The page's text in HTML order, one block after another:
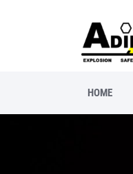
HOME